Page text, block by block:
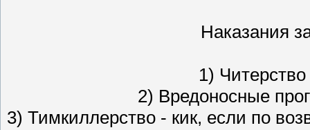
Наказания
1)
2) Вредоносные
3) Тимкиллерство - кик, если по